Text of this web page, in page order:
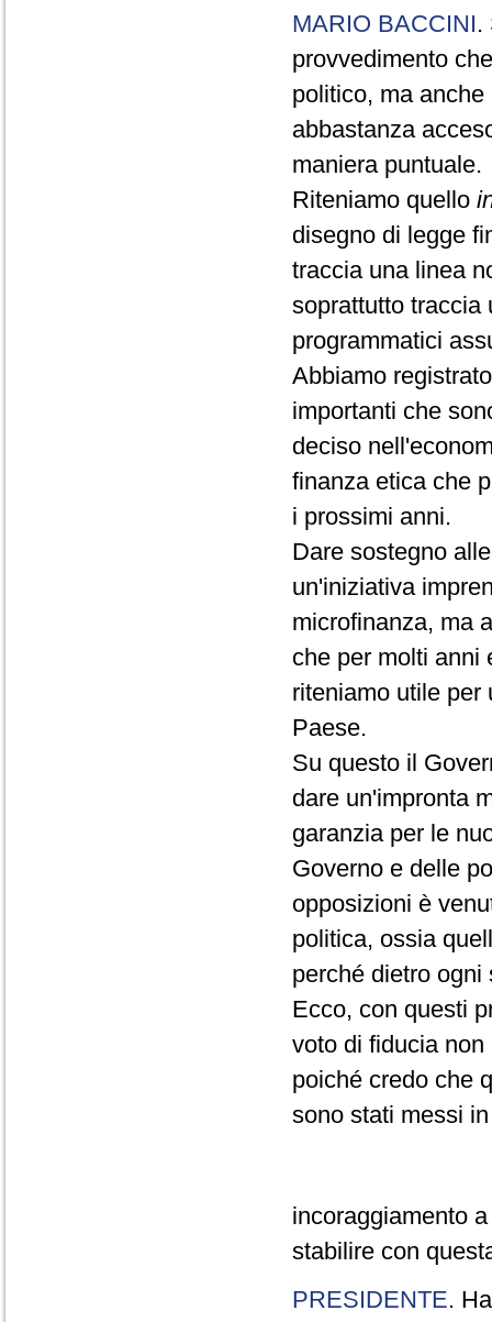
MARIO BACCINI.
provvedimento
politico, ma
abbastanza
maniera puntuale.
Riteniamo quello
disegno di legge
traccia una linea
soprattutto traccia
programmatici
Abbiamo
importanti che
deciso
finanza etica che
i prossimi anni.
Dare sostegno
un'iniziativa
microfinanza, ma
che per molti anni
riteniamo utile per
Paese.
Su questo il
dare un'impronta
garanzia per le
Governo e delle
opposizioni è
politica, ossia
perché dietro
Ecco, con questi
voto di fiducia
poiché credo che
sono stati messi
incoraggiamento
stabilire con
PRESIDENTE.